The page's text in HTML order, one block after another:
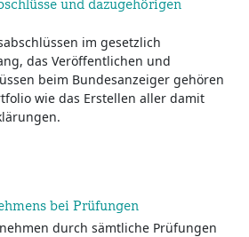
und dazugehörigen
im gesetzlich
das Veröffentlichen und
beim Bundesanzeiger gehören
wie das Erstellen aller damit
bei Prüfungen
durch sämtliche Prüfungen